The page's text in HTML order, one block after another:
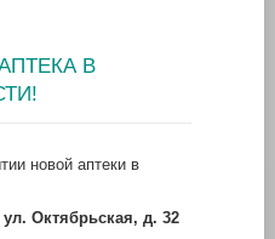
В
новой аптеки в
Октябрьская, д. 32